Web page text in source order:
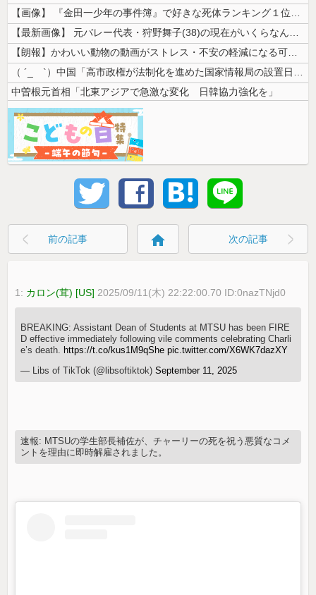
【画像】 『金田一少年の事件簿』で好きな死体ランキング１位がこちら！
【最新画像】 元バレー代表・狩野舞子(38)の現在がいくらなんでも即ハ...
【朗報】かわいい動物の動画がストレス・不安の軽減になる可能性。英大学の...
（ ´_ゝ`）中国「高市政権が法制化を進めた国家情報局の設置日が7月3...
中曽根元首相「北東アジアで急激な変化 日韓協力強化を」
前の記事 home 次の記事
1: カロン(茸) [US] 2025/09/11(木) 22:22:00.70 ID:0nazTNjd0
BREAKING: Assistant Dean of Students at MTSU has been FIRE
D effective immediately following vile comments celebrating Charli
e’s death. https://t.co/kus1M9qShe pic.twitter.com/X6WK7dazXY
— Libs of TikTok (@libsoftiktok)September 11, 2025
速報: MTSUの学生部長補佐が、チャーリーの死を祝う悪質なコメ
ントを理由に即時解雇されました。